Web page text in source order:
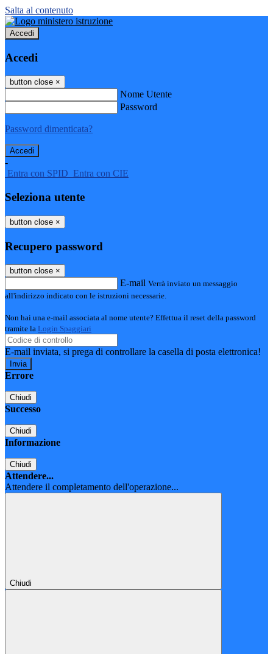
Salta al contenuto
Accedi
Accedi
button close ×
Nome Utente
Password
Password dimenticata?
-
Entra con SPID Entra con CIE
Seleziona utente
button close ×
Recupero password
button close ×
E-mail Verrà inviato un messaggio
all'indirizzo indicato con le istruzioni necessarie.
Non hai una e-mail associata al nome utente? Effettua il reset della password
tramite la Login Spaggiari
E-mail inviata, si prega di controllare la casella di posta elettronica!
Errore
Chiudi
Successo
Chiudi
Informazione
Chiudi
Attendere...
Attendere il completamento dell'operazione...
Chiudi